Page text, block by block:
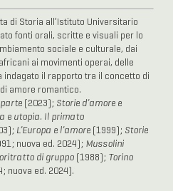
di Storia all’Istituto Universitario
fonti orali, scritte e visuali per lo
sociale e culturale, dai
ai movimenti operai, delle
indagato il rapporto tra il concetto di
amore romantico.
(2023); Storie d’amore e
e utopia. Il primato
L’Europa e l’amore(1999); Storie
nuova ed. 2024); Mussolini
di gruppo(1988); Torino
nuova ed. 2024).